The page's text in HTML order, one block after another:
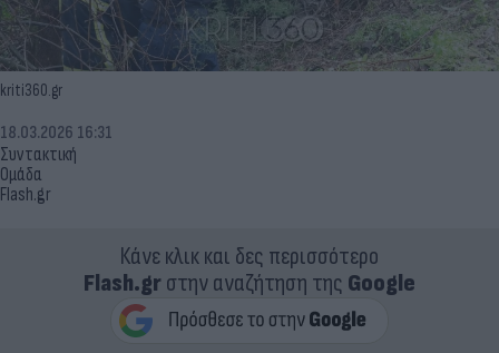
kriti360.gr
Συντακτική
Ομάδα
Flash.gr
18.03.2026 16:31
Κάνε κλικ και δες περισσότερο
Flash.grστην αναζήτηση της Google